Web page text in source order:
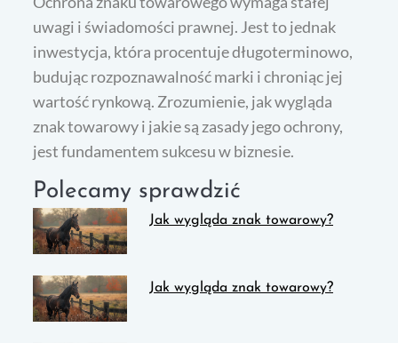
uwagi i świadomości prawnej. Jest to jednak
inwestycja, która procentuje długoterminowo,
budując rozpoznawalność marki i chroniąc jej
wartość rynkową. Zrozumienie, jak wygląda
znak towarowy i jakie są zasady jego ochrony,
jest fundamentem sukcesu w biznesie.
Polecamy sprawdzić
Jak wygląda znak towarowy?
Jak wygląda znak towarowy?